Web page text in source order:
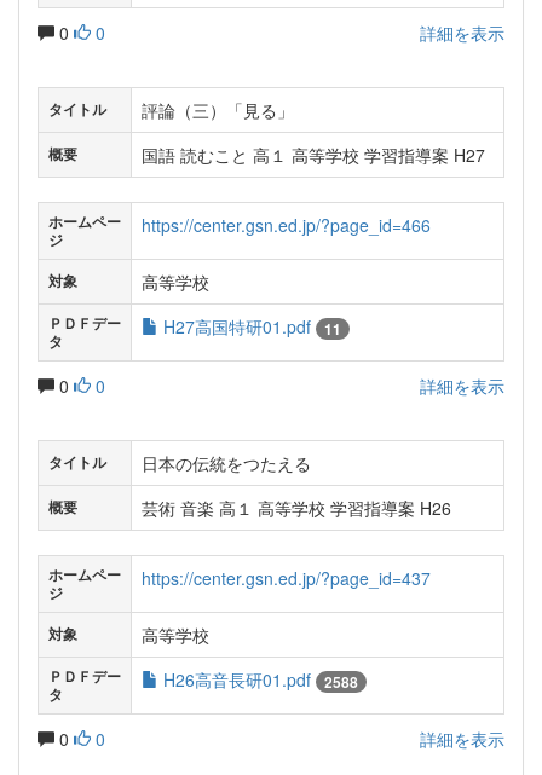
0 0 詳細を表示
タイトル 評論（三）「見る」
概要 国語 読むこと 高１ 高等学校 学習指導案 H27
ホームペー
ジ
https://center.gsn.ed.jp/?page_id=466
対象 高等学校
ＰＤＦデー
タ
H27高国特研01.pdf 11
0 0 詳細を表示
タイトル 日本の伝統をつたえる
概要 芸術 音楽 高１ 高等学校 学習指導案 H26
ホームペー
ジ
https://center.gsn.ed.jp/?page_id=437
対象 高等学校
ＰＤＦデー
タ
H26高音長研01.pdf 2588
0 0 詳細を表示